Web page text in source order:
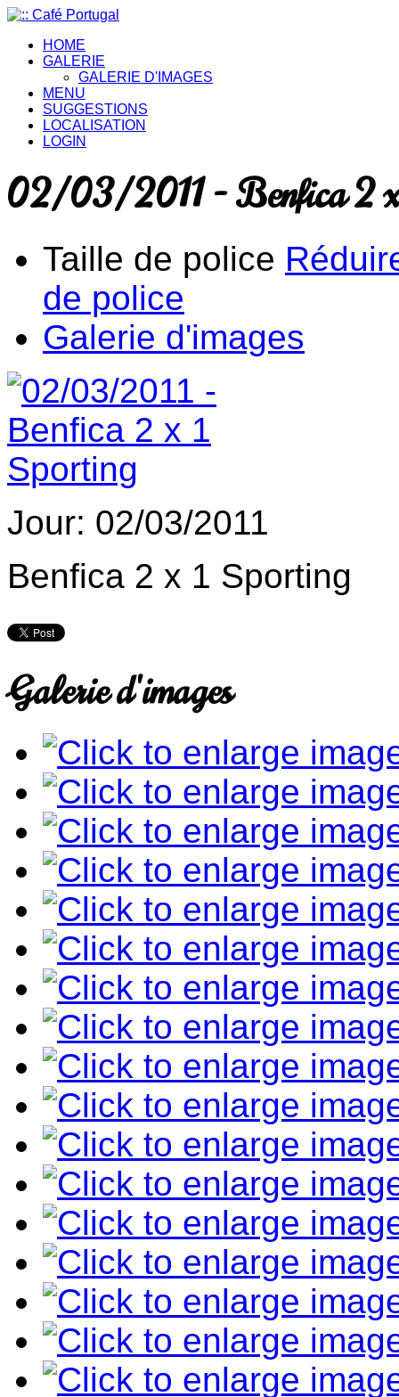
HOME
GALERIE
GALERIE D'IMAGES
MENU
SUGGESTIONS
LOCALISATION
LOGIN
02/03/2011 - Benfica 2 x
Taille de police
de police
Galerie d'images
Jour: 02/03/2011
Benfica 2 x 1 Sporting
Galerie d'images